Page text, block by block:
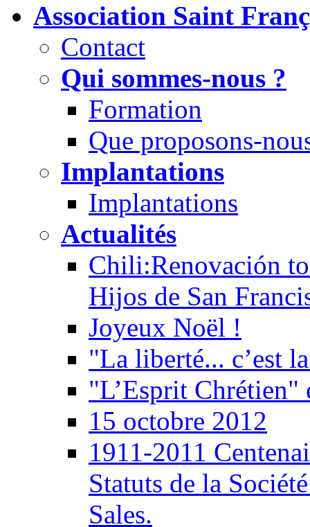
Association Saint
Contact
Qui sommes-nous ?
Formation
Que proposons-
Implantations
Implantations
Actualités
Chili:Renovación
Hijos de San
Joyeux Noël !
"La liberté... c’est
"L’Esprit
15 octobre 2012
1911-2011
Statuts de la
Sales.